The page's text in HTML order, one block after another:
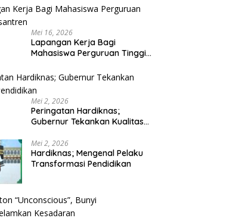
Mei 16, 2026
Lapangan Kerja Bagi
Mahasiswa Perguruan Tinggi
Mei 2, 2026
Peringatan Hardiknas;
Gubernur Tekankan Kualitas
Mei 2, 2026
Hardiknas; Mengenal Pelaku
Transformasi Pendidikan